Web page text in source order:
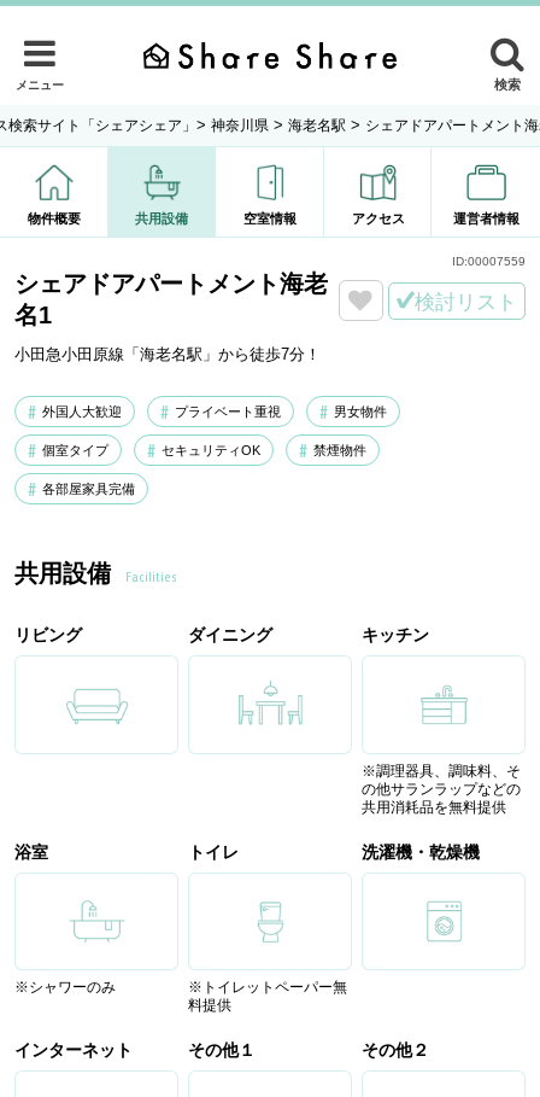
メニュー 検索
検索サイト「シェアシェア」 > 神奈川県 > 海老名駅 > シェアドアパートメント
物件概要 共用設備 空室情報 アクセス 運営者情報
シェアドアパートメント海老
名1
小田急小田原線「海老名駅」から徒歩7分！
検討リスト
外国人大歓迎 プライベート重視 男女物件
個室タイプ セキュリティOK 禁煙物件
各部屋家具完備
ID:00007559
共用設備 Facilities
リビング ダイニング キッチン
※調理器具、調味料、そ
の他サランラップなどの
共用消耗品を無料提供
浴室
※シャワーのみ
トイレ
※トイレットペーパー無
料提供
洗濯機・乾燥機
インターネット その他１ その他２